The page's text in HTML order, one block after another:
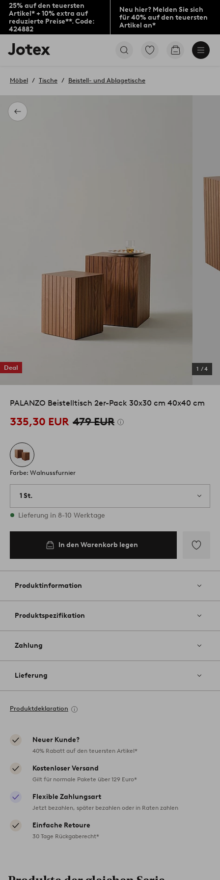
25% auf den teuersten
Artikel* + 10% extra auf
reduzierte Preise**. Code:
424882
Neu hier? Melden Sie sich
für 40% auf den teuersten
Artikel an*
Jotex-
Logo
Startseite
Zu
Produkten
Zum
Zurück
Möbel Tische Beistell- und Ablagetische
Deal 1 /4
PALANZO Beistelltisch 2er-Pack 30x30 cm 40x40 cm
335,30 EUR 479 EUR
Farbe: Walnussfurnier
1 St.
Vorrätig
Lieferung in 8-10 Werktage
In den Warenkorb legen
Favoriten
Produktinformation
Produktspezifikation
Zahlung
Lieferung
Produktdeklaration
Neuer Kunde?
40% Rabatt auf den teuersten Artikel*
Kostenloser Versand
Gilt für normale Pakete über 129 Euro*
Flexible Zahlungsart
Jetzt bezahlen, später bezahlen oder in Raten zahlen
Einfache Retoure
30 Tage Rückgaberecht*